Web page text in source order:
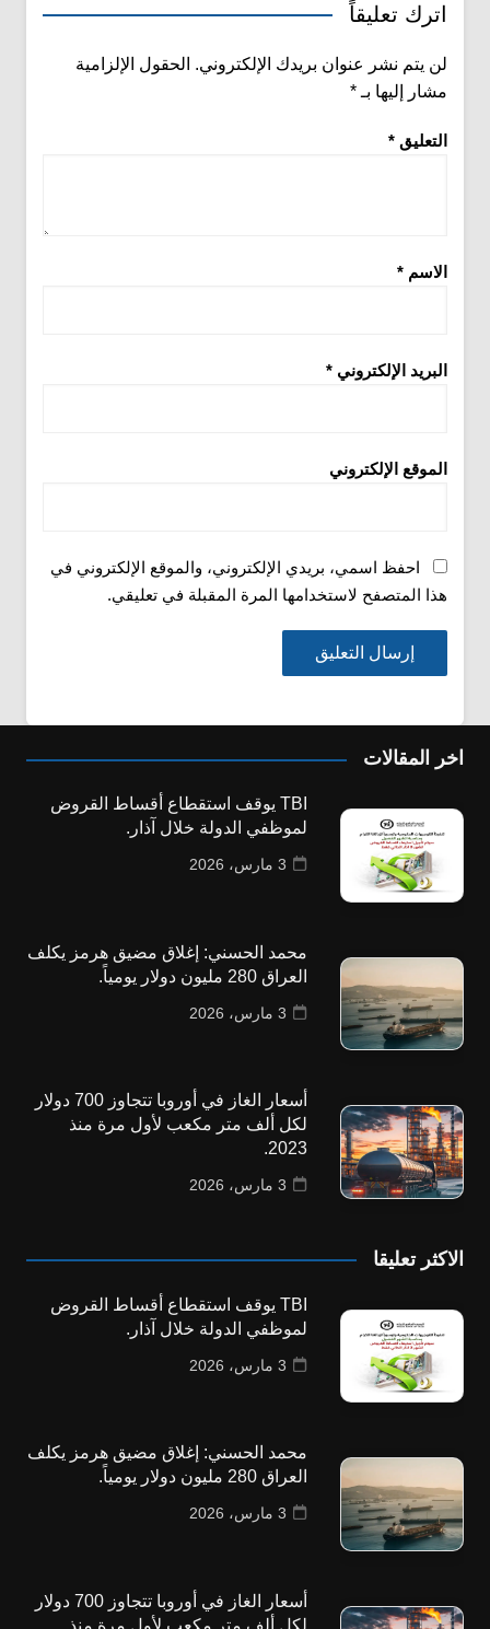
اترك تعليقاً
لن يتم نشر عنوان بريدك الإلكتروني. الحقول الإلزامية
مشار إليها بـ *
التعليق *
الاسم *
البريد الإلكتروني *
الموقع الإلكتروني
احفظ اسمي، بريدي الإلكتروني، والموقع الإلكتروني في
هذا المتصفح لاستخدامها المرة المقبلة في تعليقي.
اخر المقالات
TBI يوقف استقطاع أقساط القروض
لموظفي الدولة خلال آذار.
3 مارس، 2026
محمد الحسني: إغلاق مضيق هرمز يكلف
العراق 280 مليون دولار يومياً.
3 مارس، 2026
أسعار الغاز في أوروبا تتجاوز 700 دولار
لكل ألف متر مكعب لأول مرة منذ
2023.
3 مارس، 2026
الاكثر تعليقا
TBI يوقف استقطاع أقساط القروض
لموظفي الدولة خلال آذار.
3 مارس، 2026
محمد الحسني: إغلاق مضيق هرمز يكلف
العراق 280 مليون دولار يومياً.
3 مارس، 2026
أسعار الغاز في أوروبا تتجاوز 700 دولار
لكل ألف متر مكعب لأول مرة منذ